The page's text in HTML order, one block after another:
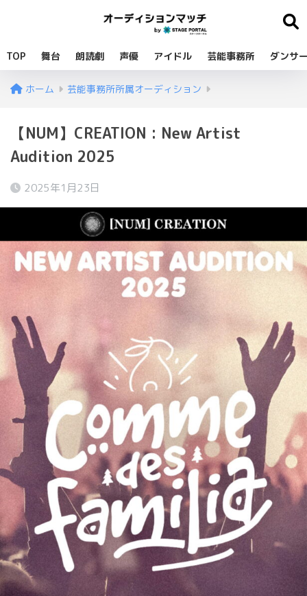
TOP 舞台 朗読劇 声優 アイドル 芸能事務所 ダンサ
ホーム 芸能事務所所属オーディション
【NUM】CREATION : New Artist
Audition 2025
2025年1月23日